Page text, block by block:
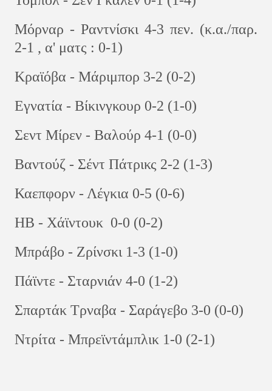
Μόρναρ - Ραντνίσκι 4-3 πεν. (κ.α./παρ.
2-1 , α' ματς : 0-1)
Κραϊόβα - Μάριμπορ 3-2 (0-2)
Εγνατία - Βίκινγκουρ 0-2 (1-0)
Σεντ Μίρεν - Βαλούρ 4-1 (0-0)
Βαντούζ - Σέντ Πάτρικς 2-2 (1-3)
Καεπφορν - Λέγκια 0-5 (0-6)
ΗΒ - Χάϊντουκ 0-0 (0-2)
Μπράβο - Ζρίνσκι 1-3 (1-0)
Πάϊντε - Σταρνιάν 4-0 (1-2)
Σπαρτάκ Τρναβα - Σαράγεβο 3-0 (0-0)
Ντρίτα - Μπρεϊντάμπλικ 1-0 (2-1)